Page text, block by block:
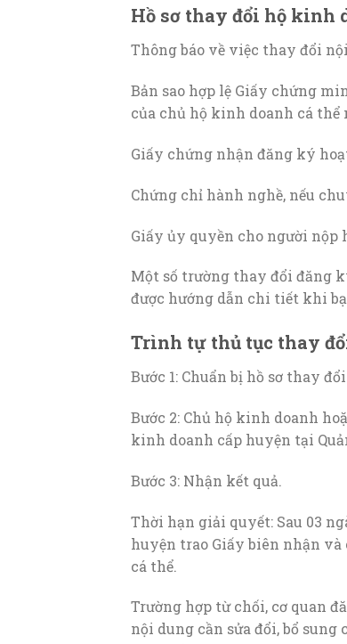
Hồ sơ thay đổi hộ kinh
Thông báo về việc thay đổi
Bản sao hợp lệ Giấy chứng
của chủ hộ kinh doanh cá
Giấy chứng nhận đăng ký
Chứng chỉ hành nghề, nếu
Giấy ủy quyền cho người nộp
Một số trường thay đổi đăng
được hướng dẫn chi tiết khi
Trình tự thủ tục thay
Bước 1: Chuẩn bị hồ sơ thay
Bước 2: Chủ hộ kinh doanh
kinh doanh cấp huyện tại
Bước 3: Nhận kết quả.
Thời hạn giải quyết: Sau 03
huyện trao Giấy biên nhận
cá thể.
Trường hợp từ chối, cơ quan
nội dung cần sửa đổi, bổ